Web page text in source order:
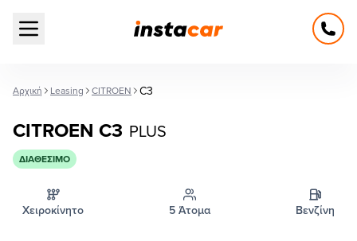
Open main menu
Αρχική Leasing CITROEN C3
CITROEN C3 PLUS
ΔΙΑΘΈΣΙΜΟ
Χειροκίνητο 5 Άτομα Βενζίνη